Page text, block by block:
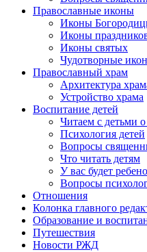
Православные иконы
Иконы
Иконы
Иконы святых
Чудотворные
Православный храм
Архитектура
Устройство храма
Воспитание детей
Читаем с детьми о
Психология детей
Вопросы
Что читать детям
У вас будет
Вопросы
Отношения
Колонка главного
Образование и
Путешествия
Новости РЖД